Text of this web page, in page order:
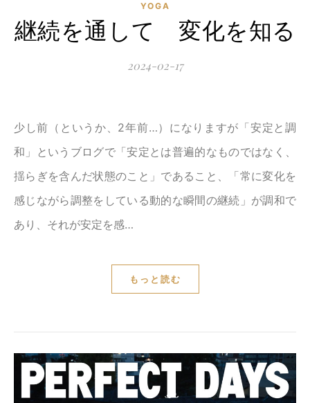
YOGA
継続を通して 変化を知る
2024-02-17
少し前（というか、2年前…）になりますが「安定と調
和」というブログで「安定とは普遍的なものではなく、
揺らぎを含んだ状態のこと」であること、「常に変化を
感じながら調整をしている動的な瞬間の継続」が調和で
あり、それが安定を感…
もっと読む